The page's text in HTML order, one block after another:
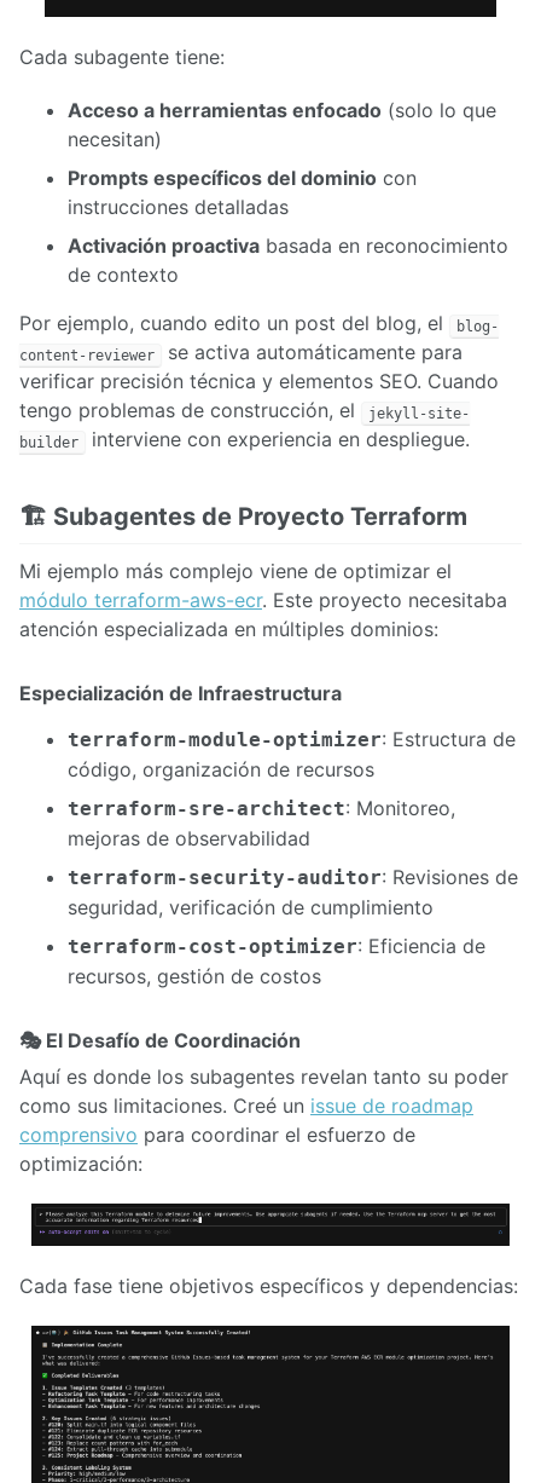
Cada subagente tiene:
Acceso a herramientas enfocado (solo lo que
necesitan)
Prompts específicos del dominio con
instrucciones detalladas
Activación proactiva basada en reconocimiento
de contexto
Por ejemplo, cuando edito un post del blog, el
blog-
content-reviewer
se activa automáticamente para
verificar precisión técnica y elementos SEO. Cuando
tengo problemas de construcción, el
jekyll-site-
builder
interviene con experiencia en despliegue.
🏗️ Subagentes de Proyecto Terraform
Mi ejemplo más complejo viene de optimizar el
módulo terraform-aws-ecr. Este proyecto necesitaba
atención especializada en múltiples dominios:
Especialización de Infraestructura
terraform-module-optimizer: Estructura de
código, organización de recursos
terraform-sre-architect: Monitoreo,
mejoras de observabilidad
terraform-security-auditor: Revisiones de
seguridad, verificación de cumplimiento
terraform-cost-optimizer: Eficiencia de
recursos, gestión de costos
🎭 El Desafío de Coordinación
Aquí es donde los subagentes revelan tanto su poder
como sus limitaciones. Creé un issue de roadmap
comprensivo para coordinar el esfuerzo de
optimización:
Cada fase tiene objetivos específicos y dependencias: